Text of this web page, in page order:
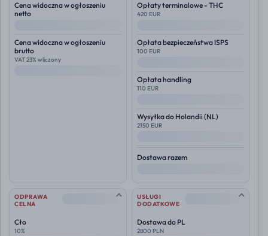
Cena widoczna w ogłoszeniu
netto
Cena widoczna w ogłoszeniu
brutto
VAT 23% wliczony
Opłaty terminalowe - THC
420 EUR
Opłata bezpieczeństwa ISPS
100 EUR
Opłata handling
110 EUR
Wysyłka do Holandii (NL)
2150 EUR
Dostawa razem
ODPRAWA
CELNA
--
Cło
10%
USŁUGI
DODATKOWE
--
Dostawa do PL
2800 PLN